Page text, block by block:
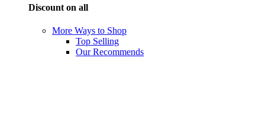
Discount on all
More Ways to Shop
Top Selling
Our Recommends